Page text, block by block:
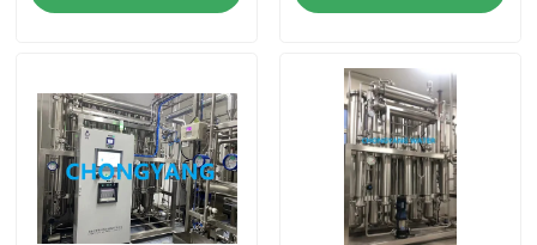
Blog
أنظمة المياه الصيدلانية